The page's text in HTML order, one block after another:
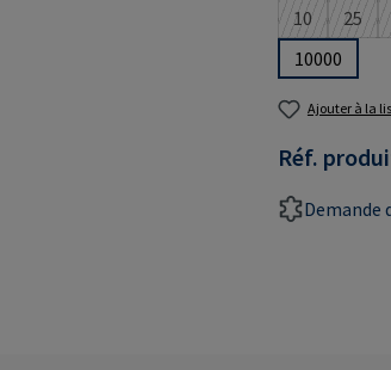
10
(Cette
25
10000
Ajouter à la
Réf.